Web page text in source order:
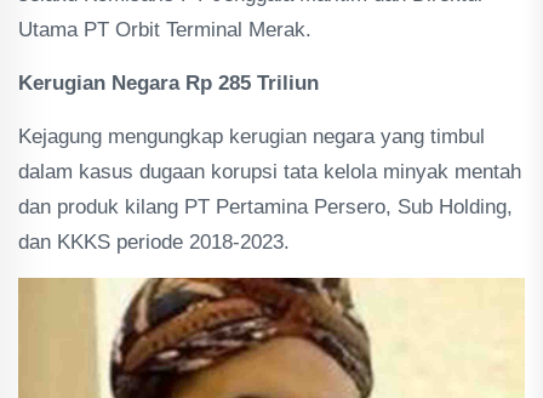
Utama PT Orbit Terminal Merak.
Kerugian Negara Rp 285 Triliun
Kejagung mengungkap kerugian negara yang timbul
dalam kasus dugaan korupsi tata kelola minyak mentah
dan produk kilang PT Pertamina Persero, Sub Holding,
dan KKKS periode 2018-2023.